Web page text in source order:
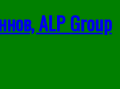
ALP Group